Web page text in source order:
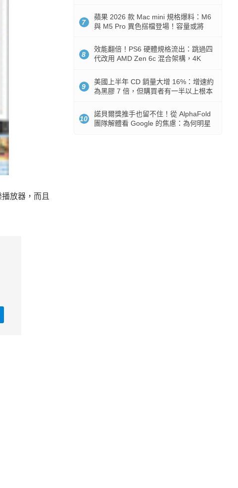
放器，而且
7
蘋果 2026 款 Mac mini 規格爆料：M6
與 M5 Pro 異色搭檔登場！容量或將
8
效能翻倍！PS6 硬體規格流出：跳過四
代改用 AMD Zen 6c 混合架構，4K
9
美國上半年 CD 銷量大增 16%：增速約
為黑膠 7 倍，但購買者有一半以上根本
10
諾貝爾獎推手也留不住！從 AlphaFold
團隊解體看 Google 的焦慮：為何明星